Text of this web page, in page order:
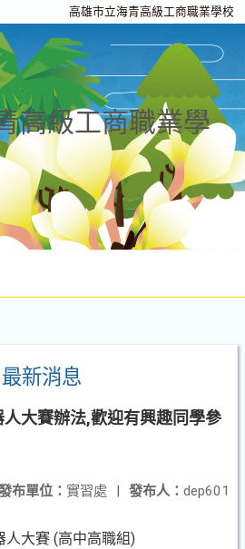
高雄市立海青高級工商職業學校
高級工商職業學
最新消息
大賽辦法,歡迎有興趣同學參
發布人： dep601
布單位： 實習處 |
大賽 (高中高職組)